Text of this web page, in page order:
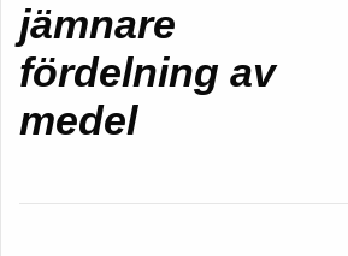
jämnare
fördelning av
medel